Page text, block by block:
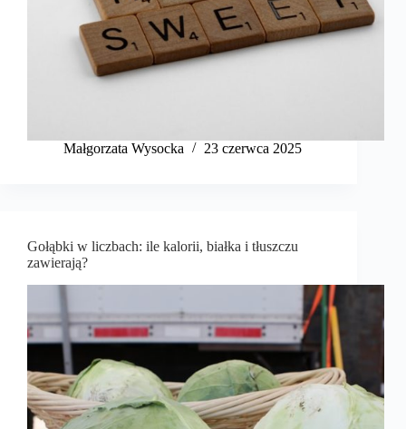
Małgorzata Wysocka 23 czerwca 2025
Gołąbki w liczbach: ile kalorii, białka i tłuszczu
zawierają?